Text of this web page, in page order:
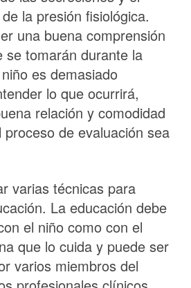
la presión fisiológica.
una buena comprensión
se tomarán durante la
es demasiado
lo que ocurrirá,
relación y comodidad
de evaluación sea
varias técnicas para
La educación debe
el niño como con el
que lo cuida y puede ser
varios miembros del